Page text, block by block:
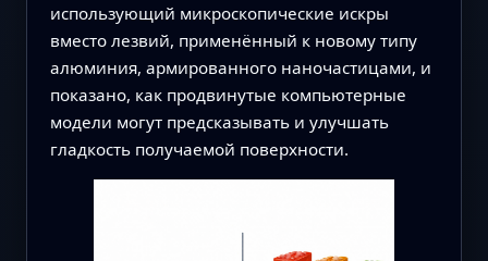
использующий микроскопические искры
вместо лезвий, применённый к новому типу
алюминия, армированного наночастицами, и
показано, как продвинутые компьютерные
модели могут предсказывать и улучшать
гладкость получаемой поверхности.